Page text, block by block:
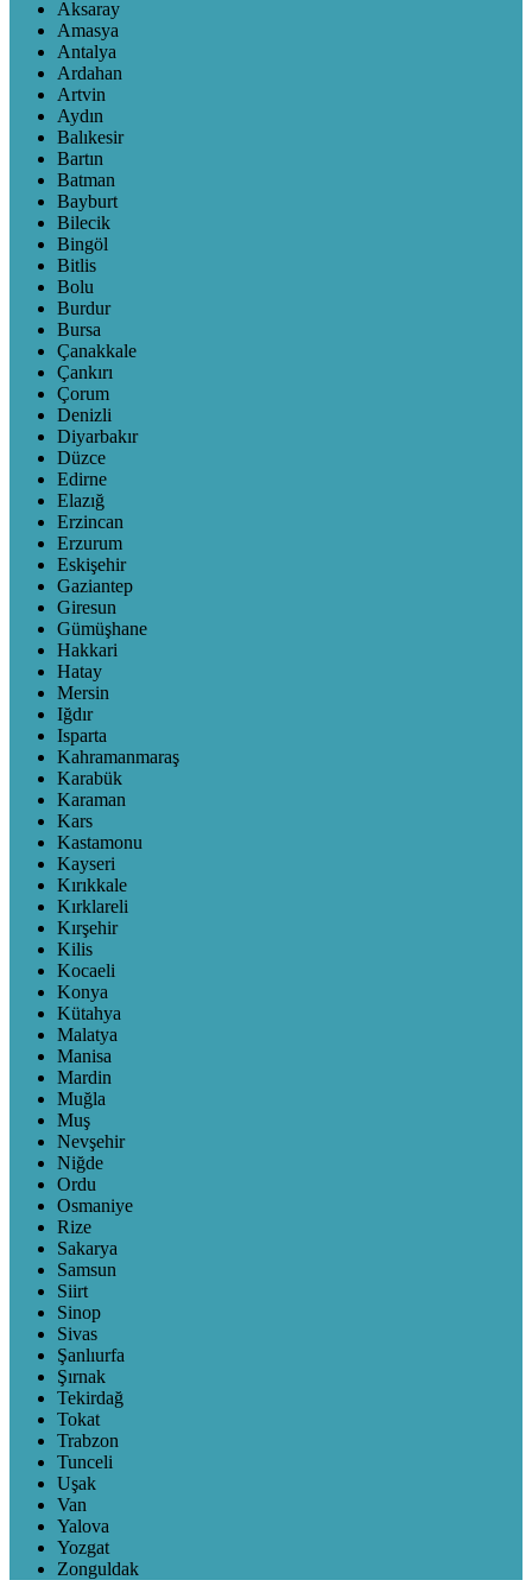
Aksaray
Amasya
Antalya
Ardahan
Artvin
Aydın
Balıkesir
Bartın
Batman
Bayburt
Bilecik
Bingöl
Bitlis
Bolu
Burdur
Bursa
Çanakkale
Çankırı
Çorum
Denizli
Diyarbakır
Düzce
Edirne
Elazığ
Erzincan
Erzurum
Eskişehir
Gaziantep
Giresun
Gümüşhane
Hakkari
Hatay
Mersin
Iğdır
Isparta
Kahramanmaraş
Karabük
Karaman
Kars
Kastamonu
Kayseri
Kırıkkale
Kırklareli
Kırşehir
Kilis
Kocaeli
Konya
Kütahya
Malatya
Manisa
Mardin
Muğla
Muş
Nevşehir
Niğde
Ordu
Osmaniye
Rize
Sakarya
Samsun
Siirt
Sinop
Sivas
Şanlıurfa
Şırnak
Tekirdağ
Tokat
Trabzon
Tunceli
Uşak
Van
Yalova
Yozgat
Zonguldak